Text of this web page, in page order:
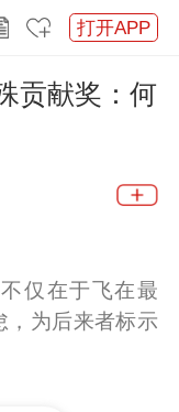
打开APP
贡献奖：何
仅在于飞在最
，为后来者标示